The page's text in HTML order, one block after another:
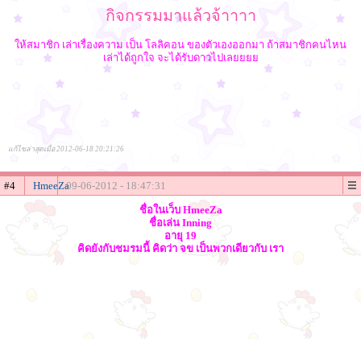
กิจกรรมมาแล้วจ้าาาา
ให้สมาชิก เล่าเรื่องความ เป็น โลลิคอน ของตัวเองออกมา ถ้าสมาชิกคนไหน
เล่าได้ถูกใจ จะได้รับดาวไปเลยยยย
แก้ไขล่าสุดเมื่อ 2012-06-18 20:21:26
#4 HmeeZa09-06-2012 - 18:47:31
ชื่อในเว็บ HmeeZa
ชื่อเล่น Inning
อายุ 19
คิดยังกับชมรมนี้ คิดว่า จข เป็นพวกเดียวกับ เรา